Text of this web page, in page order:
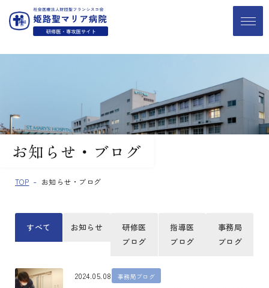
お知らせ・ブログ
TOP お知らせ・ブログ
すべて お知らせ
研修医
ブログ
指導医
ブログ
事務局
ブログ
2024.05.08 事務局ブログ